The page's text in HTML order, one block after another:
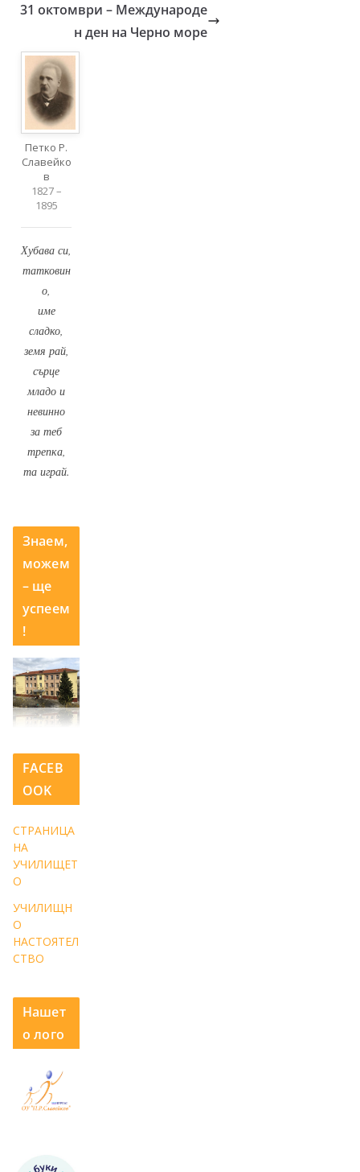
31 октомври – Международе
н ден на Черно море
Петко Р.
Славейко
в
1827 –
1895
Хубава си,
татковин
о,
име
сладко,
земя рай,
сърце
младо и
невинно
за теб
трепка,
та играй.
Знаем,
можем
– ще
успеем
!
FACEB
OOK
СТРАНИЦА
НА
УЧИЛИЩЕТ
О
УЧИЛИЩН
О
НАСТОЯТЕЛ
СТВО
Нашет
о лого